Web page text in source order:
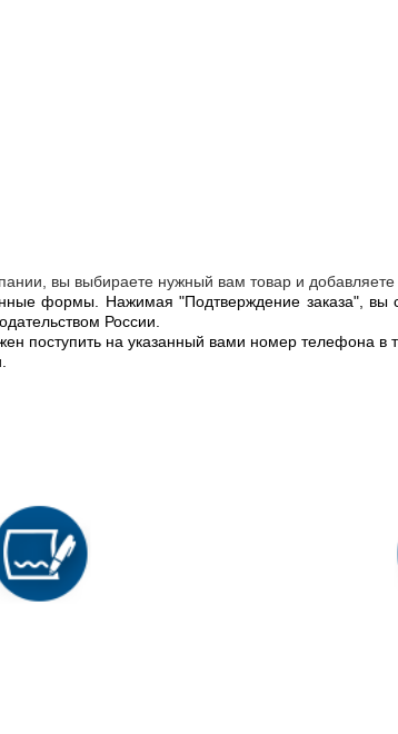
вы выбираете нужный вам товар и добавляете
формы. Нажимая "Подтверждение заказа", вы
России.
поступить на указанный вами номер телефона в